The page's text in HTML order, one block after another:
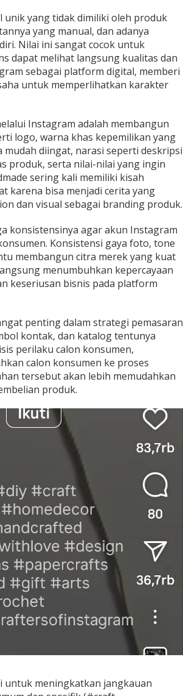
unik yang tidak dimiliki oleh produk
yang manual, dan adanya
Nilai ini sangat cocok untuk
dapat melihat langsung kualitas dan
sebagai platform digital, memberi
untuk memperlihatkan karakter
Instagram adalah membangun
logo, warna khas kepemilikan yang
diingat, narasi seperti deskripsi
produk, serta nilai-nilai yang ingin
sering kali memiliki kisah
karena bisa menjadi cerita yang
dan visual sebagai branding produk.
konsistensinya agar akun Instagram
Konsistensi gaya foto, tone
membangun citra merek yang kuat
menumbuhkan kepercayaan
keseriusan bisnis pada platform
penting dalam strategi pemasaran
kontak, dan katalog tentunya
perilaku calon konsumen,
calon konsumen ke proses
tersebut akan lebih memudahkan
produk.
untuk meningkatkan jangkauan